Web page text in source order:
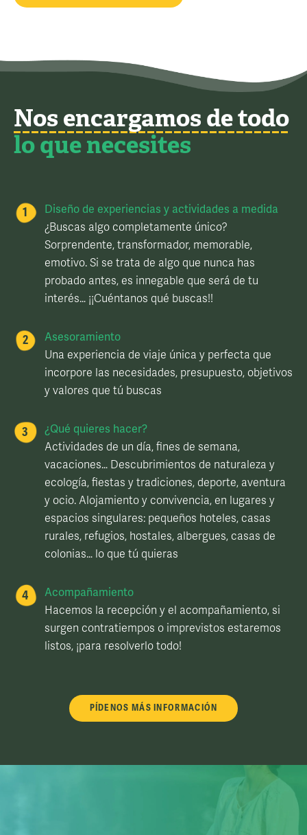
Nos encargamos de todo
lo que necesites
Diseño de experiencias y actividades a medida
¿Buscas algo completamente único?
Sorprendente, transformador, memorable,
emotivo. Si se trata de algo que nunca has
probado antes, es innegable que será de tu
interés… ¡¡Cuéntanos qué buscas!!
Asesoramiento
Una experiencia de viaje única y perfecta que
incorpore las necesidades, presupuesto, objetivos
y valores que tú buscas
¿Qué quieres hacer?
Actividades de un día, fines de semana,
vacaciones… Descubrimientos de naturaleza y
ecología, fiestas y tradiciones, deporte, aventura
y ocio. Alojamiento y convivencia, en lugares y
espacios singulares: pequeños hoteles, casas
rurales, refugios, hostales, albergues, casas de
colonias… lo que tú quieras
Acompañamiento
Hacemos la recepción y el acompañamiento, si
surgen contratiempos o imprevistos estaremos
listos, ¡para resolverlo todo!
PÍDENOS MÁS INFORMACIÓN